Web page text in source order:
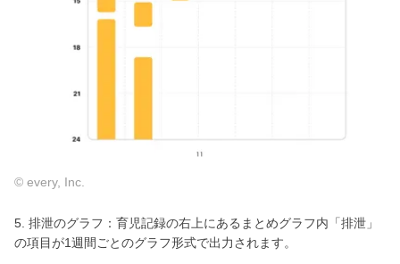
© every, Inc.
5. 排泄のグラフ：育児記録の右上にあるまとめグラフ内「排泄」
の項目が1週間ごとのグラフ形式で出力されます。